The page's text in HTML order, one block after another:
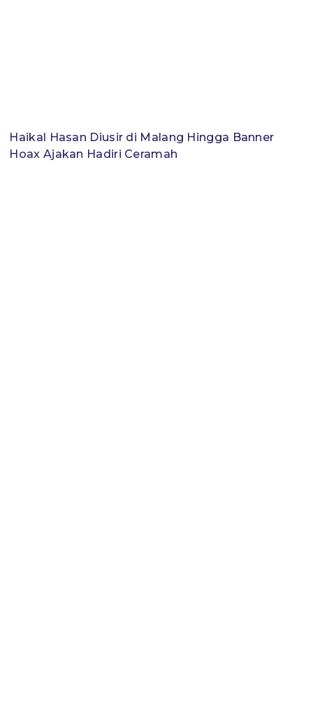
Haikal Hasan Diusir di Malang Hingga Banner
Hoax Ajakan Hadiri Ceramah